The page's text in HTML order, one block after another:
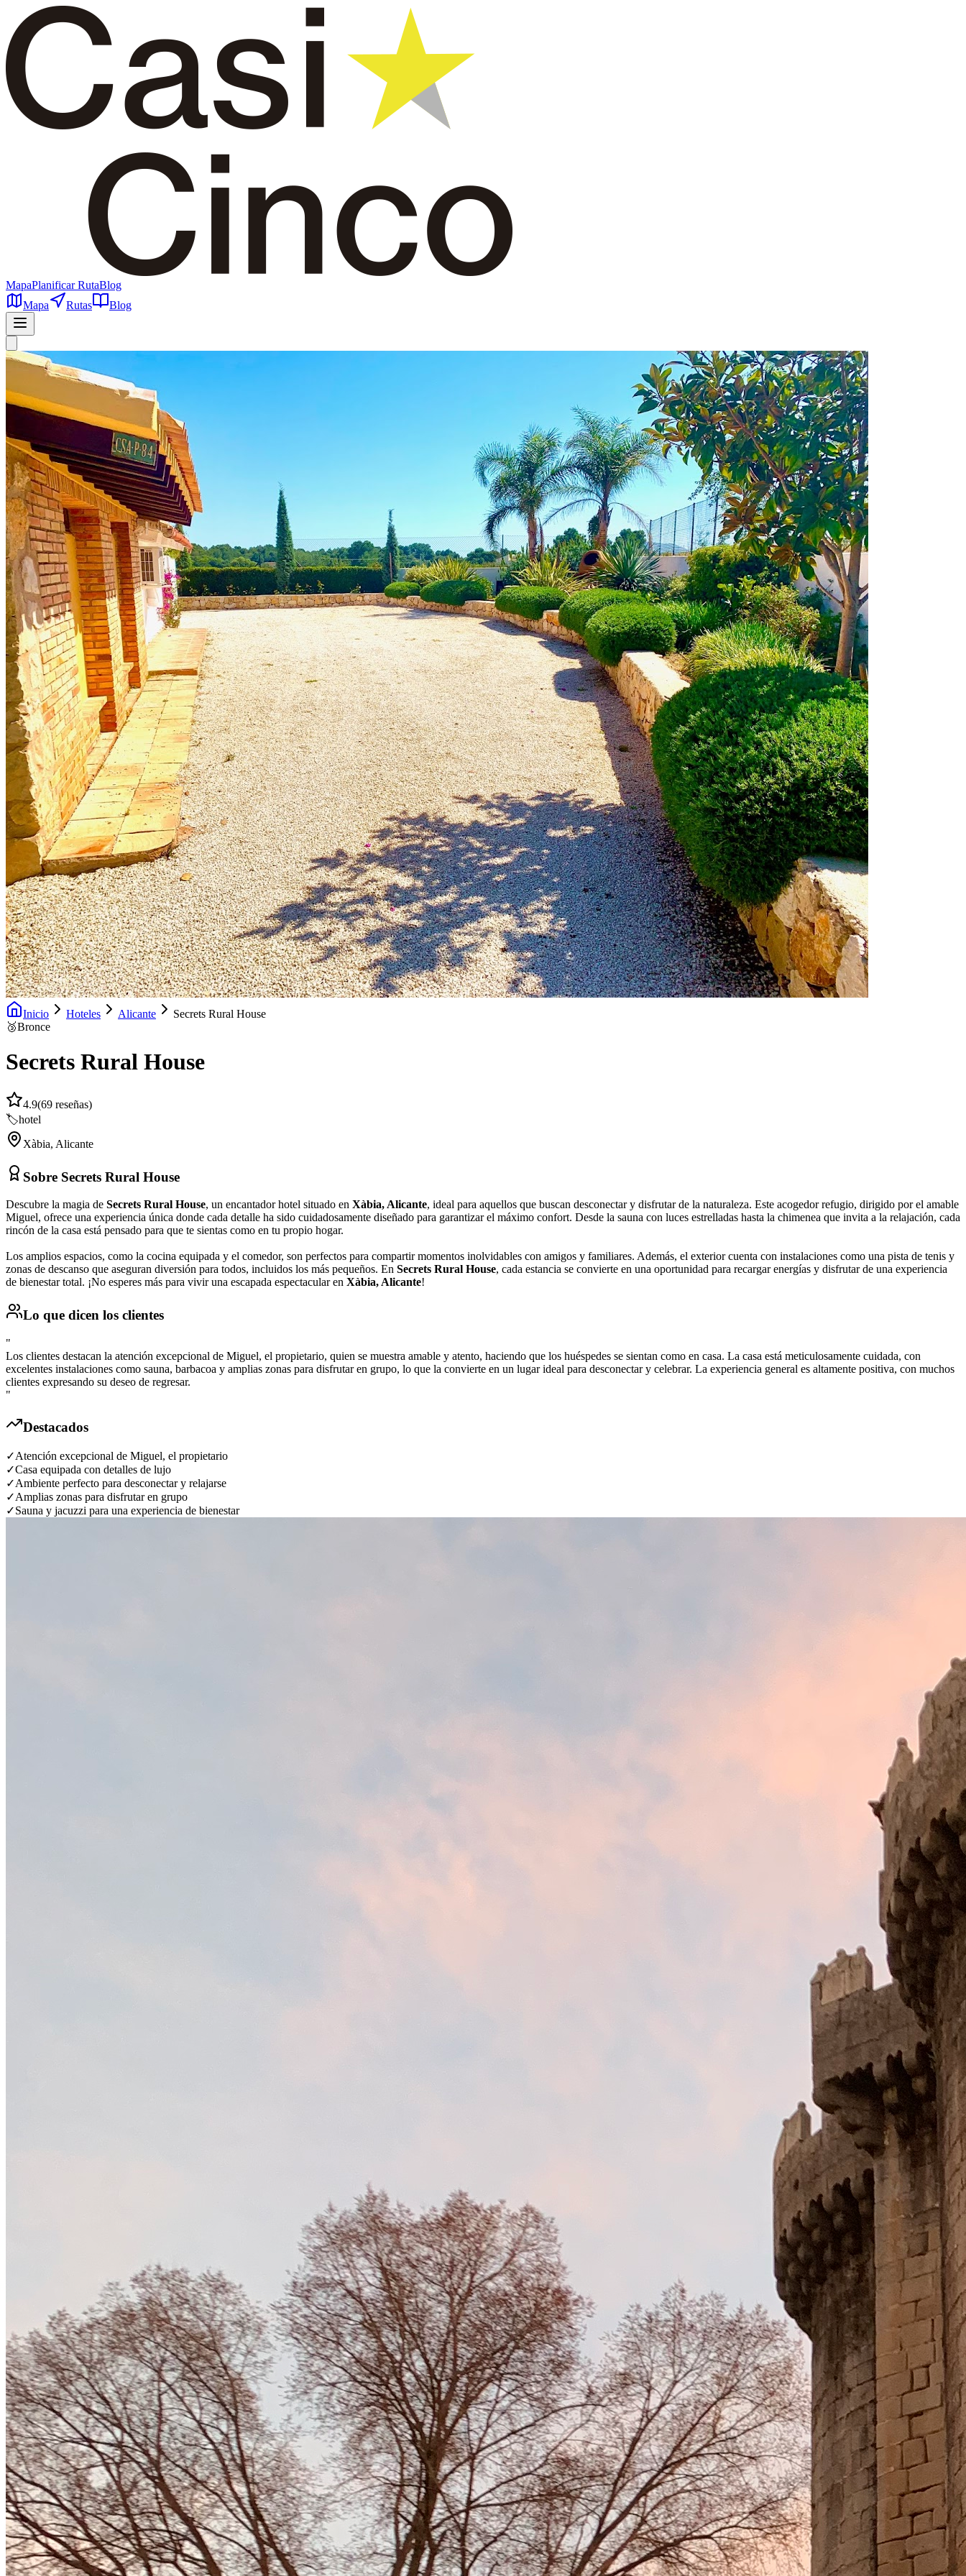
MapaPlanificar RutaBlog
Mapa
Rutas Blog
Inicio Hoteles Alicante
Secrets Rural House
🥉Bronce
Secrets Rural House
4.9(69 reseñas)
🏷️hotel
Xàbia, Alicante
Sobre Secrets Rural House
Descubre la magia de Secrets Rural House, un encantador hotel situado en Xàbia, Alicante, ideal para aquellos que buscan desconectar y disfrutar de la naturaleza. Este acogedor refugio, dirigido por el amable
Miguel, ofrece una experiencia única donde cada detalle ha sido cuidadosamente diseñado para garantizar el máximo confort. Desde la sauna con luces estrelladas hasta la chimenea que invita a la relajación, cada
rincón de la casa está pensado para que te sientas como en tu propio hogar.
Los amplios espacios, como la cocina equipada y el comedor, son perfectos para compartir momentos inolvidables con amigos y familiares. Además, el exterior cuenta con instalaciones como una pista de tenis y
zonas de descanso que aseguran diversión para todos, incluidos los más pequeños. En Secrets Rural House, cada estancia se convierte en una oportunidad para recargar energías y disfrutar de una experiencia
de bienestar total. ¡No esperes más para vivir una escapada espectacular en Xàbia, Alicante!
Lo que dicen los clientes
"
Los clientes destacan la atención excepcional de Miguel, el propietario, quien se muestra amable y atento, haciendo que los huéspedes se sientan como en casa. La casa está meticulosamente cuidada, con
excelentes instalaciones como sauna, barbacoa y amplias zonas para disfrutar en grupo, lo que la convierte en un lugar ideal para desconectar y celebrar. La experiencia general es altamente positiva, con muchos
clientes expresando su deseo de regresar.
"
Destacados
✓Atención excepcional de Miguel, el propietario
✓Casa equipada con detalles de lujo
✓Ambiente perfecto para desconectar y relajarse
✓Amplias zonas para disfrutar en grupo
✓Sauna y jacuzzi para una experiencia de bienestar